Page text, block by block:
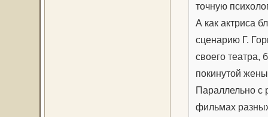
точную
А как актриса
сценарию Г.
своего театра,
покинутой
Параллельно с
фильмах